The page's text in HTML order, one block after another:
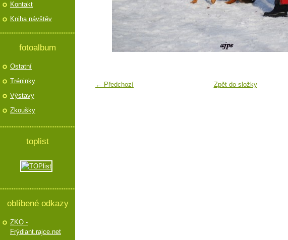
← Předchozí Zpět do složky
Kontakt
Kniha návštěv
fotoalbum
Ostatní
Tréninky
Výstavy
Zkoušky
toplist
oblíbené odkazy
ZKO -
Frýdlant.rajce.net